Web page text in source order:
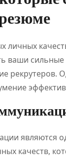
личных
ваши
рекрутеров.
являются
качеств,